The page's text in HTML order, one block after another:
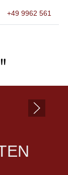
+49 9962 561